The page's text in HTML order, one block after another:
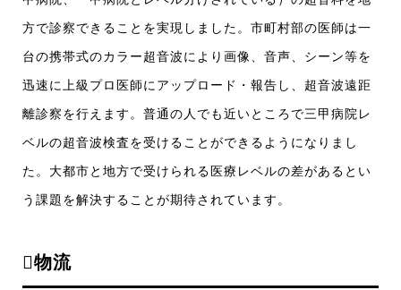
方で診察できることを実現しました。市町村部の医師は一
台の携帯式のカラー超音波により画像、音声、シーン等を
迅速に上級プロ医師にアップロード・報告し、超音波遠距
離診察を行えます。普通の人でも近いところで三甲病院レ
ベルの超音波検査を受けることができるようになりまし
た。大都市と地方で受けられる医療レベルの差があるとい
う課題を解決することが期待されています。
物流